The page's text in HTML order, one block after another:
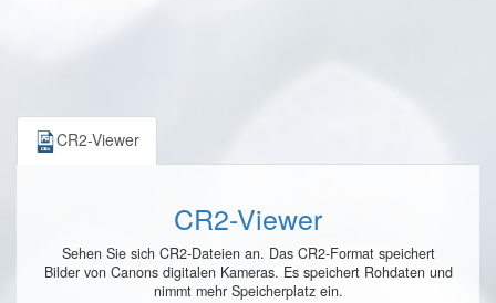
CR2-Viewer
CR2-Viewer
Sehen Sie sich CR2-Dateien an. Das CR2-Format speichert
Bilder von Canons digitalen Kameras. Es speichert Rohdaten und
nimmt mehr Speicherplatz ein.